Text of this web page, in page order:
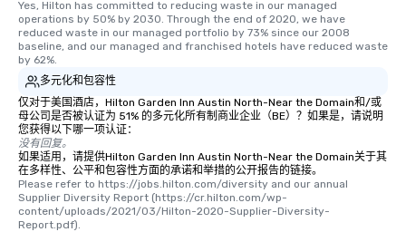
Yes, Hilton has committed to reducing waste in our managed
operations by 50% by 2030. Through the end of 2020, we have
reduced waste in our managed portfolio by 73% since our 2008
baseline, and our managed and franchised hotels have reduced waste
by 62%.
多元化和包容性
仅对于美国酒店，Hilton Garden Inn Austin North-Near the Domain和/或
母公司是否被认证为 51% 的多元化所有制商业企业（BE）？如果是，请说明
您获得以下哪一项认证：
没有回复。
如果适用，请提供Hilton Garden Inn Austin North-Near the Domain关于其
在多样性、公平和包容性方面的承诺和举措的公开报告的链接。
Please refer to https://jobs.hilton.com/diversity and our annual
Supplier Diversity Report (https://cr.hilton.com/wp-
content/uploads/2021/03/Hilton-2020-Supplier-Diversity-
Report.pdf).